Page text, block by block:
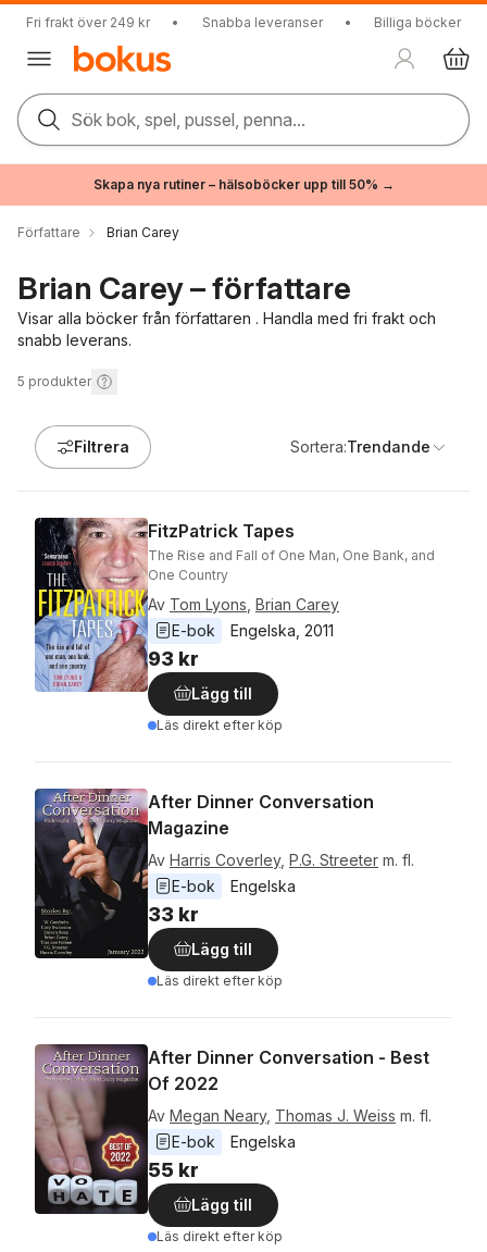
Fri frakt över 249 kr • Snabba leveranser • Billiga böcker
Sök bok, spel, pussel, penna...
Skapa nya rutiner – hälsoböcker upp till 50% →
Författare Brian Carey
Brian Carey – författare
Visar alla böcker från författaren . Handla med fri frakt och
snabb leverans.
5 produkter
Filtrera Sortera:Trendande
FitzPatrick Tapes
The Rise and Fall of One Man, One Bank, and
One Country
Av Tom Lyons Brian Carey
E-bok
Engelska 2011
93 kr
Lägg till
Läs direkt efter köp
After Dinner Conversation
Magazine
Av Harris Coverley, P.G. Streeter m. fl.
E-bok
Engelska
33 kr
Lägg till
Läs direkt efter köp
After Dinner Conversation - Best
Of 2022
Av Megan Neary, Thomas J. Weiss m. fl.
E-bok
Engelska
55 kr
Lägg till
Läs direkt efter köp